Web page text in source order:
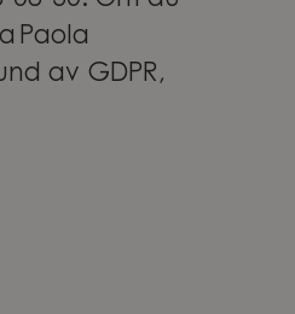
Paola
av GDPR,